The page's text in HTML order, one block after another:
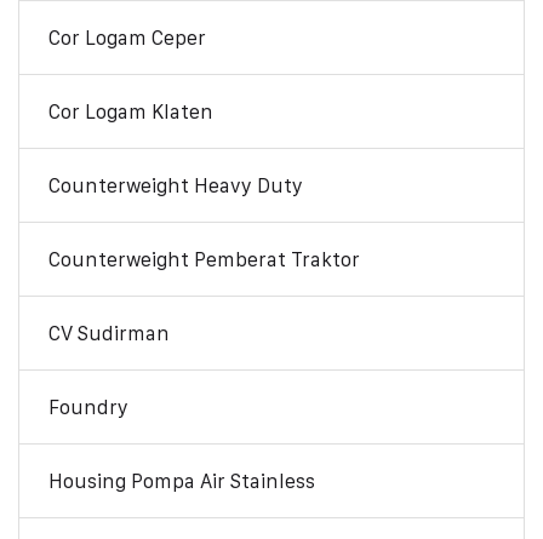
Cor Logam Ceper
Cor Logam Klaten
Counterweight Heavy Duty
Counterweight Pemberat Traktor
CV Sudirman
Foundry
Housing Pompa Air Stainless